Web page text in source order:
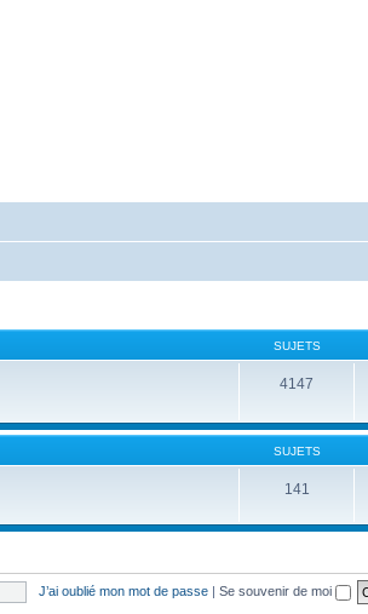
SUJETS
4147
SUJETS
141
J’ai oublié mon mot de passe | Se souvenir de moi